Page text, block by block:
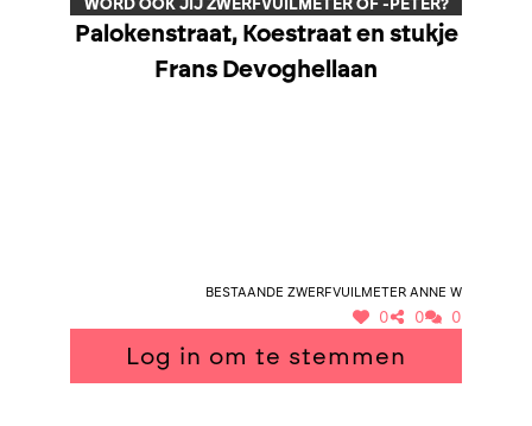
Palokenstraat, Koestraat en stukje
Frans Devoghellaan
Bestaande zwerfvuilmeter Anne W
0 0 0
Log in om te stemmen